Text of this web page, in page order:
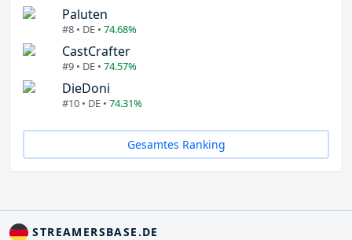
Paluten
#8 • DE • 74.68%
CastCrafter
#9 • DE • 74.57%
DieDoni
#10 • DE • 74.31%
Gesamtes Ranking
STREAMERSBASE.DE